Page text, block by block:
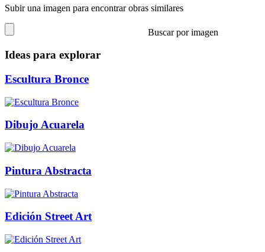
Subir una imagen para encontrar obras similares
Buscar por imagen
Ideas para explorar
Escultura Bronce
Dibujo Acuarela
Pintura Abstracta
Edición Street Art